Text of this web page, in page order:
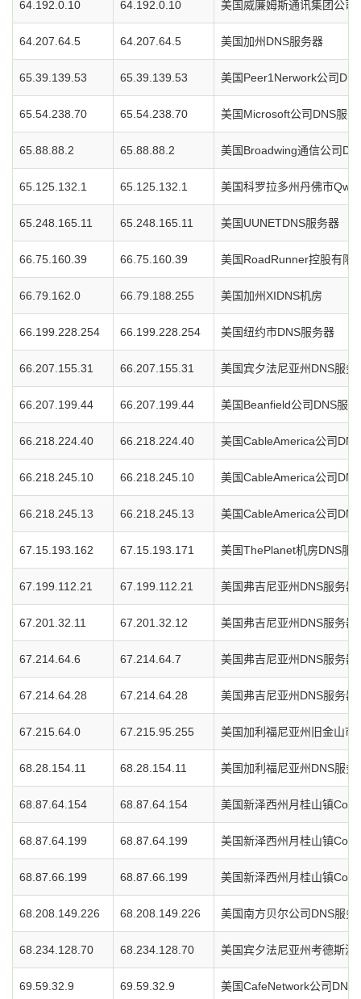
64.192.0.10 64.192.0.10 美国威廉姆斯通讯集团公司
64.207.64.5 64.207.64.5 美国加州DNS服务器
65.39.139.53 65.39.139.53 美国Peer1Nerwork公司
65.54.238.70 65.54.238.70 美国Microsoft公司DNS服务
65.88.88.2 65.88.88.2 美国Broadwing通信公司
65.125.132.1 65.125.132.1 美国科罗拉多州丹佛市
65.248.165.11 65.248.165.11 美国UUNETDNS服务器
66.75.160.39 66.75.160.39 美国RoadRunner控股有限
66.79.162.0 66.79.188.255 美国加州XIDNS机房
66.199.228.254 66.199.228.254 美国纽约市DNS服务器
66.207.155.31 66.207.155.31 美国宾夕法尼亚州DNS服务
66.207.199.44 66.207.199.44 美国Beanfield公司DNS服
66.218.224.40 66.218.224.40 美国CableAmerica公司
66.218.245.10 66.218.245.10 美国CableAmerica公司
66.218.245.13 66.218.245.13 美国CableAmerica公司
67.15.193.162 67.15.193.171 美国ThePlanet机房DNS服
67.199.112.21 67.199.112.21 美国弗吉尼亚州DNS服务器
67.201.32.11 67.201.32.12 美国弗吉尼亚州DNS服务器
67.214.64.6 67.214.64.7 美国弗吉尼亚州DNS服务器
67.214.64.28 67.214.64.28 美国弗吉尼亚州DNS服务器
67.215.64.0 67.215.95.255 美国加利福尼亚州旧金山
68.28.154.11 68.28.154.11 美国加利福尼亚州DNS服务
68.87.64.154 68.87.64.154 美国新泽西州月桂山镇
68.87.64.199 68.87.64.199 美国新泽西州月桂山镇
68.87.66.199 68.87.66.199 美国新泽西州月桂山镇
68.208.149.226 68.208.149.226 美国南方贝尔公司DNS服务
68.234.128.70 68.234.128.70 美国宾夕法尼亚州考德斯波
69.59.32.9 69.59.32.9 美国CafeNetwork公司DNS